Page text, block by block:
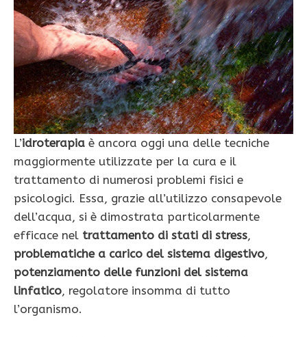
L’idroterapia è ancora oggi una delle tecniche
maggiormente utilizzate per la cura e il
trattamento di numerosi problemi fisici e
psicologici. Essa, grazie all’utilizzo consapevole
dell’acqua, si è dimostrata particolarmente
efficace nel trattamento di stati di stress,
problematiche a carico del sistema digestivo,
potenziamento delle funzioni del sistema
linfatico, regolatore insomma di tutto
l’organismo.